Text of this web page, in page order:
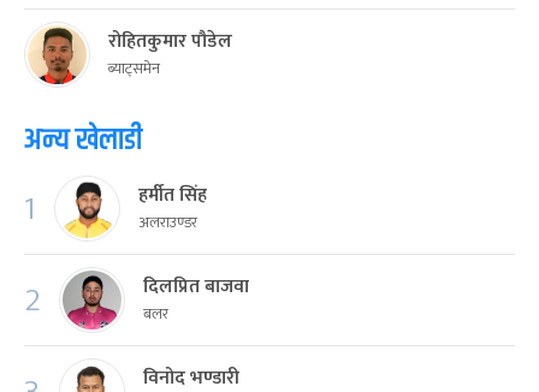
रोहितकुमार पौडेल
ब्याट्समेन
अन्य खेलाडी
1 हर्मीत सिंह
अलराउण्डर
2 दिलप्रित बाजवा
बलर
विनोद भण्डारी